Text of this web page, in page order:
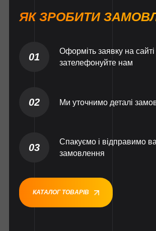
ЯК ЗРОБИТИ
01
Оформіть заявку на
зателефонуйте нам
02 Ми уточнимо деталі
03
Спакуємо і відправимо
замовлення
КАТАЛОГ ТОВАРІВ